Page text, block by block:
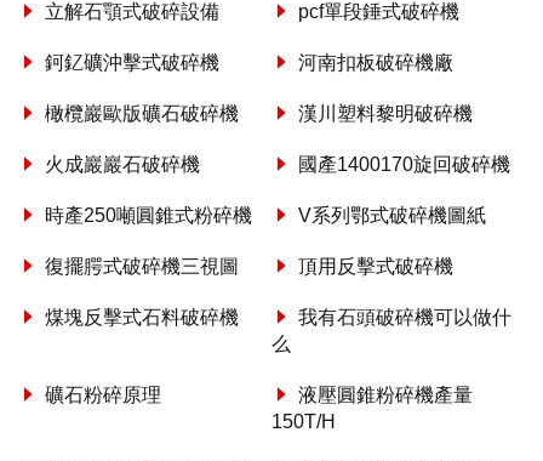
立解石顎式破碎設備 pcf單段錘式破碎機
鈳釔礦沖擊式破碎機 河南扣板破碎機廠
橄欖巖歐版礦石破碎機 漢川塑料黎明破碎機
火成巖巖石破碎機 國產1400170旋回破碎機
時產250噸圓錐式粉碎機 V系列鄂式破碎機圖紙
復擺腭式破碎機三視圖 頂用反擊式破碎機
煤塊反擊式石料破碎機
我有石頭破碎機可以做什
么
礦石粉碎原理
液壓圓錐粉碎機產量
150T/H